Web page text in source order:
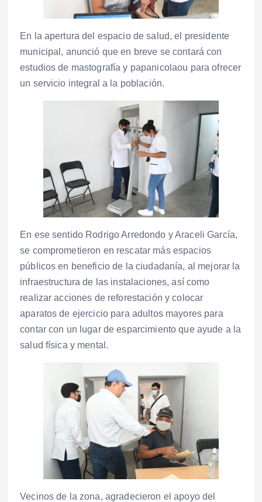
En la apertura del espacio de salud, el presidente
municipal, anunció que en breve se contará con
estudios de mastografía y papanicolaou para ofrecer
un servicio integral a la población.
En ese sentido Rodrigo Arredondo y Araceli García,
se comprometieron en rescatar más espacios
públicos en beneficio de la ciudadanía, al mejorar la
infraestructura de las instalaciones, así como
realizar acciones de reforestación y colocar
aparatos de ejercicio para adultos mayores para
contar con un lugar de esparcimiento que ayude a la
salud física y mental.
Vecinos de la zona, agradecieron el apoyo del